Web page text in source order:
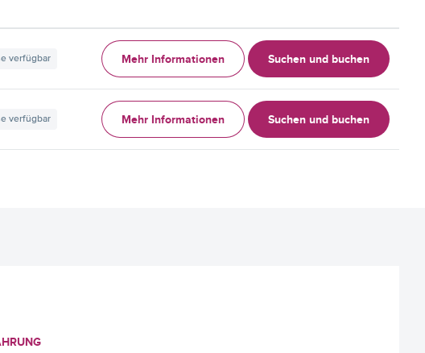
verfügbar Mehr Informationen Suchen und buchen
verfügbar Mehr Informationen Suchen und buchen